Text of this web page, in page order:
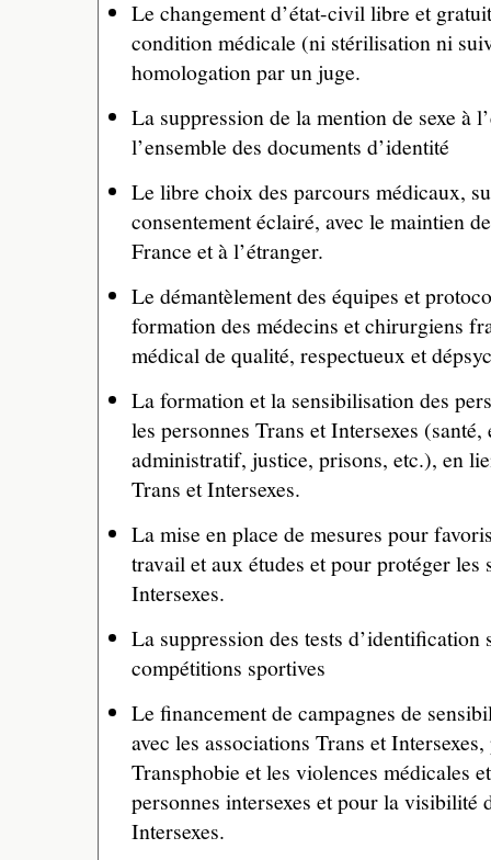
Le changement d’état-civil libre et
condition médicale (ni stérilisation ni
homologation par un juge.
La suppression de la mention de sexe à
l’ensemble des documents d’identité
Le libre choix des parcours médicaux,
consentement éclairé, avec le maintien
France et à l’étranger.
Le démantèlement des équipes et
formation des médecins et chirurgiens
médical de qualité, respectueux et
La formation et la sensibilisation des
les personnes Trans et Intersexes
administratif, justice, prisons, etc.), en
Trans et Intersexes.
La mise en place de mesures pour
travail et aux études et pour protéger les
Intersexes.
La suppression des tests d’identification
compétitions sportives
Le financement de campagnes de
avec les associations Trans et
Transphobie et les violences médicales
personnes intersexes et pour la visibilité
Intersexes.